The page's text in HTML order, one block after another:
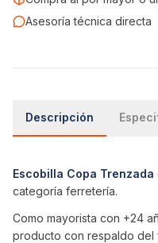
Asesoría técnica directa
Descripción
Escobilla Copa Trenzada
categoría ferretería.
Como mayorista con +24
producto con respaldo del